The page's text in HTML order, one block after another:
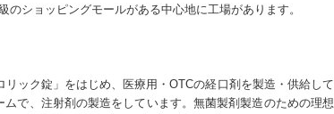
ショッピングモールがある中心地に工場があります。
ック錠」をはじめ、医療用・OTCの経口剤を製造・供給して
で、注射剤の製造をしています。無菌製剤製造のための理想